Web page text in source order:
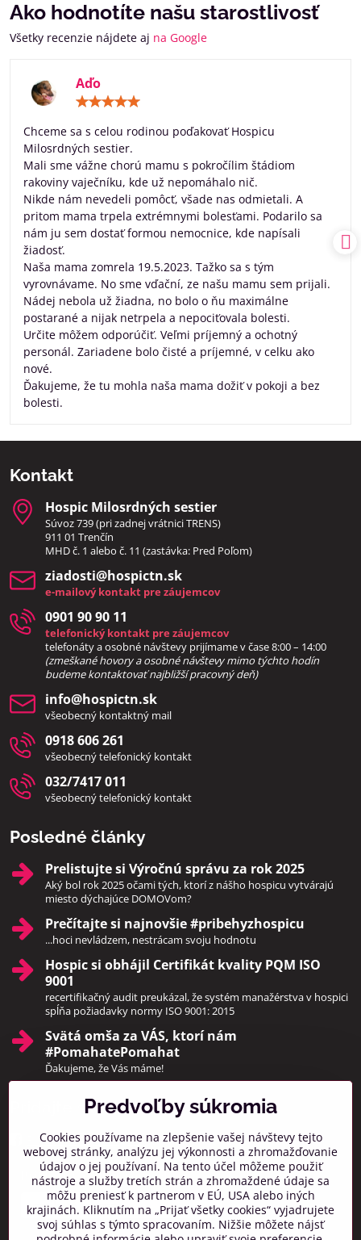
Ako hodnotíte našu starostlivosť
Všetky recenzie nájdete aj na Google
Aďo
5
Chceme sa s celou rodinou poďakovať Hospicu
Milosrdných sestier.
Mali sme vážne chorú mamu s pokročílim štádiom
rakoviny vaječníku, kde už nepomáhalo nič.
Nikde nám nevedeli pomôcť, všade nas odmietali. A
pritom mama trpela extrémnymi bolesťami. Podarilo sa
nám ju sem dostať formou nemocnice, kde napísali
žiadosť.
Naša mama zomrela 19.5.2023. Tažko sa s tým
vyrovnávame. No sme vďační, ze našu mamu sem prijali.
Nádej nebola už žiadna, no bolo o ňu maximálne
postarané a nijak netrpela a nepociťovala bolesti.
Určite môžem odporúčiť. Veľmi príjemný a ochotný
personál. Zariadene bolo čisté a príjemné, v celku ako
nové.
Ďakujeme, že tu mohla naša mama dožiť v pokoji a bez
bolesti.
Kontakt
Hospic Milosrdných sestier
Súvoz 739 (pri zadnej vrátnici TRENS)
911 01 Trenčín
MHD č. 1 alebo č. 11 (zastávka: Pred Poľom)
ziadosti​@hospictn​.sk
e-mailový kontakt pre záujemcov
0901 90 90 11
telefonický kontakt pre záujemcov
telefonáty a osobné návštevy prijímame v čase 8:00 – 14:00
(zmeškané hovory a osobné návštevy mimo týchto hodín
budeme kontaktovať najbližší pracovný deň)
info​@hospictn​.sk
všeobecný kontaktný mail
0918 606 261
všeobecný telefonický kontakt
032/7417 011
všeobecný telefonický kontakt
Posledné články
Prelistujte si Výročnú správu za rok 2025
Aký bol rok 2025 očami tých, ktorí z nášho hospicu vytvárajú
miesto dýchajúce DOMOVom?
Prečítajte si najnovšie #pribehyzhospicu
...hoci nevládzem, nestrácam svoju hodnotu
Hospic si obhájil Certifikát kvality PQM ISO
9001
recertifikačný audit preukázal, že systém manažérstva v hospici
spĺňa požiadavky normy ISO 9001: 2015
Svätá omša za VÁS, ktorí nám
#PomahatePomahat
Ďakujeme, že Vás máme!
Pridajte sa k nám
Facebook Instagram
Prihlásiť na odber noviniek
Predvoľby súkromia
Cookies používame na zlepšenie vašej návštevy tejto
webovej stránky, analýzu jej výkonnosti a zhromažďovanie
údajov o jej používaní. Na tento účel môžeme použiť
nástroje a služby tretích strán a zhromaždené údaje sa
môžu preniesť k partnerom v EÚ, USA alebo iných
krajinách. Kliknutím na „Prijať všetky cookies“ vyjadrujete
svoj súhlas s týmto spracovaním. Nižšie môžete nájsť